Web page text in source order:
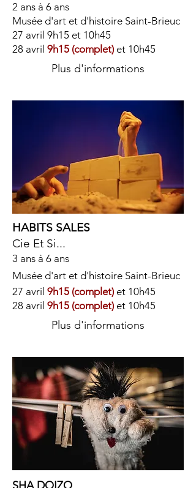
2 ans à 6 ans
Musée d'art et d'histoire Saint-Brieuc
27 avril 9h15 et 10h45
28 avril 9h15 (complet)et 10h45
Plus d'informations
HABITS SALES
Cie Et Si...
3 ans à 6 ans
Musée d'art et d'histoire Saint-Brieuc
27 avril 9h15 (complet)et 10h45
28 avril 9h15 (complet)et 10h45
Plus d'informations